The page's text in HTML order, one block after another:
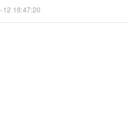
12 18:47:20